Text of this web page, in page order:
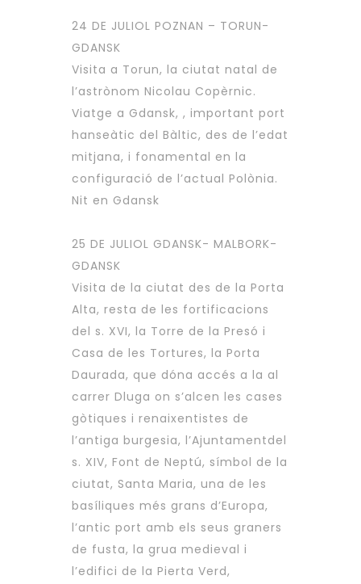
24 DE JULIOL POZNAN – TORUN-
GDANSK
Visita a Torun, la ciutat natal de
l’astrònom Nicolau Copèrnic.
Viatge a Gdansk, , important port
hanseàtic del Bàltic, des de l’edat
mitjana, i fonamental en la
configuració de l’actual Polònia.
Nit en Gdansk
25 DE JULIOL GDANSK- MALBORK-
GDANSK
Visita de la ciutat des de la Porta
Alta, resta de les fortificacions
del s. XVI, la Torre de la Presó i
Casa de les Tortures, la Porta
Daurada, que dóna accés a la al
carrer Dluga on s’alcen les cases
gòtiques i renaixentistes de
l’antiga burgesia, l’Ajuntamentdel
s. XIV, Font de Neptú, símbol de la
ciutat, Santa Maria, una de les
basíliques més grans d’Europa,
l’antic port amb els seus graners
de fusta, la grua medieval i
l’edifici de la Pierta Verd,